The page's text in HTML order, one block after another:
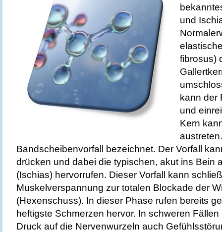
und
fibrosus)
kann der
und
Kern
Bandscheibenvorfall bezeichnet. Der Vorfall
drücken und dabei die typischen, akut ins Bein
(Ischias) hervorrufen. Dieser Vorfall kann
Muskelverspannung zur totalen Blockade der
(Hexenschuss). In dieser Phase rufen bereits
heftigste Schmerzen hervor. In schweren
Druck auf die Nervenwurzeln auch